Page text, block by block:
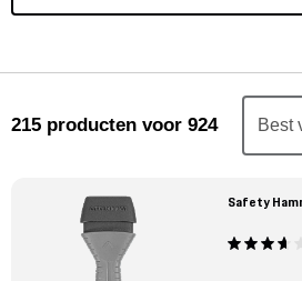
Porsche finder
Mijn account
Klantenservice
Meer Porsche
215 producten voor 924
Safety